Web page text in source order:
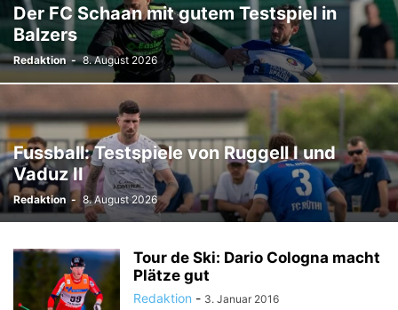
TODESFÄLLE TOURISMUS UMFRAGE
ÜSERE WORZLA - HISTORISCHES VEREINE VERKEHR
WIRTSCHAFTS:ZEIT
Der FC Schaan mit gutem Testspiel in
Balzers
Redaktion - 8. August 2026
Fussball: Testspiele von Ruggell I und
Vaduz II
Redaktion - 8. August 2026
Tour de Ski: Dario Cologna macht
Plätze gut
Redaktion - 3. Januar 2016